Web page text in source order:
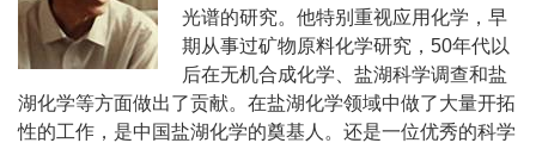
光谱的研究。他特别重视应用化学，早
期从事过矿物原料化学研究， 50年代以
后在无机合成化学、盐湖科学调查和盐
湖化学等方面做出了贡献。在盐湖化学领域中做了大量开拓
性的工作，是中国盐湖化学的奠基人。还是一位优秀的科学